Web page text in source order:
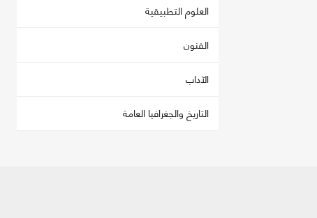
العلوم التطبيقية
الفنون
الآداب
التاريخ والجغرافيا العامة